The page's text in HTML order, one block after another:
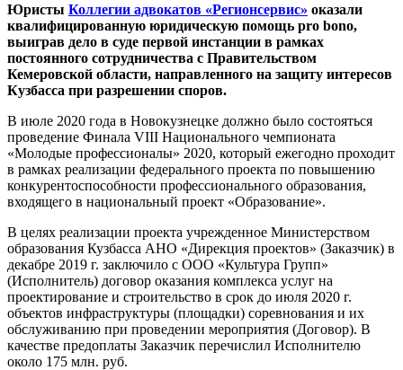
Юристы Коллегии адвокатов «Регионсервис» оказали
квалифицированную юридическую помощь pro bono,
выиграв дело в суде первой инстанции в рамках
постоянного сотрудничества с Правительством
Кемеровской области, направленного на защиту интересов
Кузбасса при разрешении споров.
В июле 2020 года в Новокузнецке должно было состояться
проведение Финала VIII Национального чемпионата
«Молодые профессионалы» 2020, который ежегодно проходит
в рамках реализации федерального проекта по повышению
конкурентоспособности профессионального образования,
входящего в национальный проект «Образование».
В целях реализации проекта учрежденное Министерством
образования Кузбасса АНО «Дирекция проектов» (Заказчик) в
декабре 2019 г. заключило с ООО «Культура Групп»
(Исполнитель) договор оказания комплекса услуг на
проектирование и строительство в срок до июля 2020 г.
объектов инфраструктуры (площадки) соревнования и их
обслуживанию при проведении мероприятия (Договор). В
качестве предоплаты Заказчик перечислил Исполнителю
около 175 млн. руб.